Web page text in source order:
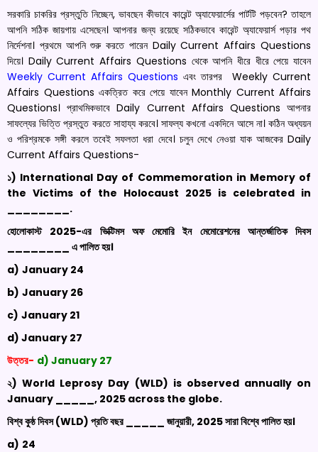
সরকারি চাকরির প্রস্তুতি নিচ্ছেন, ভাবছেন কীভাবে কারেন্ট অ্যাফেয়ার্সের পার্টটি পড়বেন? তাহলে
আপনি সঠিক জায়গায় এসেছেন। আপনার জন্য রয়েছে সঠিকভাবে কারেন্ট অ্যাফেয়ার্স পড়ার পথ
নির্দেশনা। প্রথমে আপনি শুরু করতে পারেন Daily Current Affairs Questions
দিয়ে। Daily Current Affairs Questions থেকে আপনি ধীরে ধীরে পেয়ে যাবেন
Weekly Current Affairs Questions এবং তারপর Weekly Current
Affairs Questions একত্রিত করে পেয়ে যাবেন Monthly Current Affairs
Questions। প্রাথমিকভাবে Daily Current Affairs Questions আপনার
সাফল্যের ভিত্তি প্রস্তুত করতে সাহায্য করবে। সাফল্য কখনো একদিনে আসে না। কঠিন অধ্যয়ন
ও পরিশ্রমকে সঙ্গী করলে তবেই সফলতা ধরা দেবে। চলুন দেখে নেওয়া যাক আজকের Daily
Current Affairs Questions-
১) International Day of Commemoration in Memory of
the Victims of the Holocaust 2025 is celebrated in
________.
হোলোকাস্ট 2025-এর ভিক্টিমস অফ মেমোরি ইন মেমোরেশনের আন্তর্জাতিক দিবস
________ এ পালিত হয়।
a) January 24
b) January 26
c) January 21
d) January 27
উত্তর- d) January 27
২) World Leprosy Day (WLD) is observed annually on
January _____, 2025 across the globe.
বিশ্ব কুষ্ঠ দিবস (WLD) প্রতি বছর _____ জানুয়ারী, 2025 সারা বিশ্বে পালিত হয়।
a) 24